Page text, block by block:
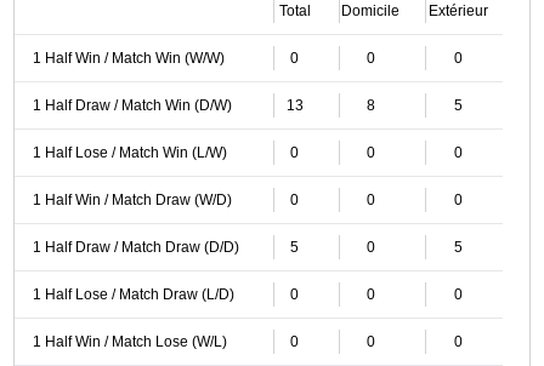
Total Domicile Extérieur
1 Half Win / Match Win (W/W) 0 0 0
1 Half Draw / Match Win (D/W) 13 8 5
1 Half Lose / Match Win (L/W) 0 0 0
1 Half Win / Match Draw (W/D) 0 0 0
1 Half Draw / Match Draw (D/D) 5 0 5
1 Half Lose / Match Draw (L/D) 0 0 0
1 Half Win / Match Lose (W/L) 0 0 0